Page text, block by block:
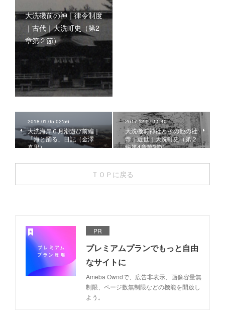
大洗磯前の神｜律令制度
｜古代｜大洗町史（第2
章第２節）
2018.01.05 02:56
大洗海岸６月潮遊び前編｜
「海と踊る」日記（金澤
真里）
2017.12.07 11:40
大洗磯前神社とその他の社
寺｜近世｜大洗町史（第２
編第4章第3節）
ＴＯＰに戻る
PR
プレミアムプランでもっと自由
なサイトに
Ameba Owndで、広告非表示、画像容量無
制限、ページ数無制限などの機能を開放し
よう。